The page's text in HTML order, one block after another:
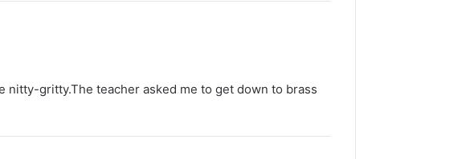
gritty.The teacher asked me to get down to brass